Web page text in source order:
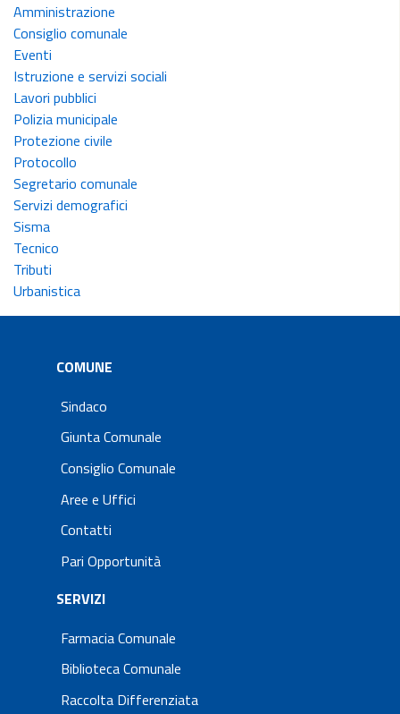
Amministrazione
Consiglio comunale
Eventi
Istruzione e servizi sociali
Lavori pubblici
Polizia municipale
Protezione civile
Protocollo
Segretario comunale
Servizi demografici
Sisma
Tecnico
Tributi
Urbanistica
COMUNE
Sindaco
Giunta Comunale
Consiglio Comunale
Aree e Uffici
Contatti
Pari Opportunità
SERVIZI
Farmacia Comunale
Biblioteca Comunale
Raccolta Differenziata